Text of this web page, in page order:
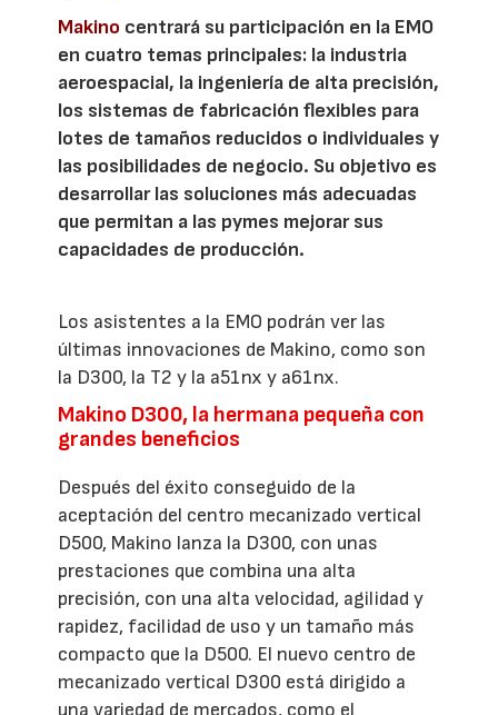
Makino centrará su participación en la EMO
en cuatro temas principales: la industria
aeroespacial, la ingeniería de alta precisión,
los sistemas de fabricación flexibles para
lotes de tamaños reducidos o individuales y
las posibilidades de negocio. Su objetivo es
desarrollar las soluciones más adecuadas
que permitan a las pymes mejorar sus
capacidades de producción.
Los asistentes a la EMO podrán ver las
últimas innovaciones de Makino, como son
la D300, la T2 y la a51nx y a61nx.
Makino D300, la hermana pequeña con
grandes beneficios
Después del éxito conseguido de la
aceptación del centro mecanizado vertical
D500, Makino lanza la D300, con unas
prestaciones que combina una alta
precisión, con una alta velocidad, agilidad y
rapidez, facilidad de uso y un tamaño más
compacto que la D500. El nuevo centro de
mecanizado vertical D300 está dirigido a